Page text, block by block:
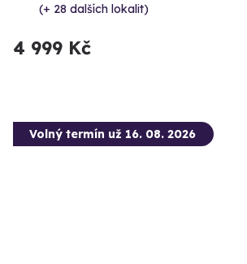
(+ 28 dalších lokalit)
4 999 Kč
Volný termín už 16. 08. 2026